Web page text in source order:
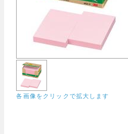
各画像をクリックで拡大します